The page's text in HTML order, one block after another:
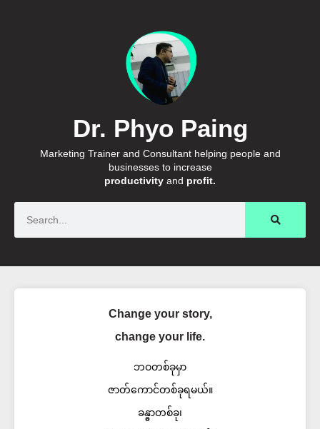
Dr. Phyo Paing
Marketing Trainer and Consultant helping people and
businesses to increase
productivity and profit.
Change your story,
change your life.
ဘဝတစ်ခုမှာ
ဇာတ်ကောင်တစ်ခုရမယ်။
ခန္ဓာတစ်ခု၊